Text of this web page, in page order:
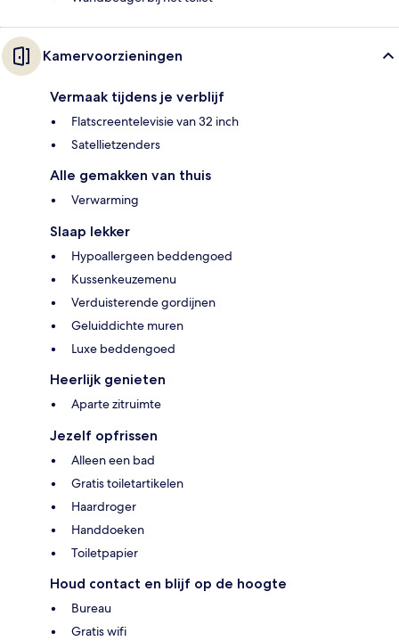
Kamervoorzieningen
Vermaak tijdens je verblijf
Flatscreentelevisie van 32 inch
Satellietzenders
Alle gemakken van thuis
Verwarming
Slaap lekker
Hypoallergeen beddengoed
Kussenkeuzemenu
Verduisterende gordijnen
Geluiddichte muren
Luxe beddengoed
Heerlijk genieten
Aparte zitruimte
Jezelf opfrissen
Alleen een bad
Gratis toiletartikelen
Haardroger
Handdoeken
Toiletpapier
Houd contact en blijf op de hoogte
Bureau
Gratis wifi